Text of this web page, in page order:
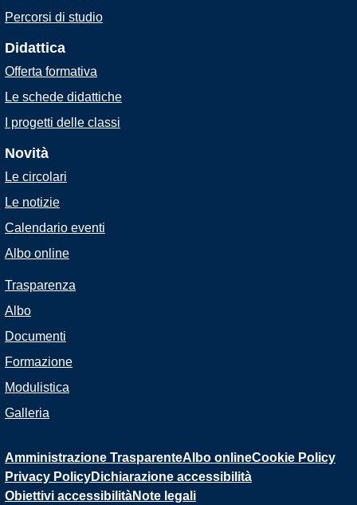
Percorsi di studio
Didattica
Offerta formativa
Le schede didattiche
I progetti delle classi
Novità
Le circolari
Le notizie
Calendario eventi
Albo online
Trasparenza
Albo
Documenti
Formazione
Modulistica
Galleria
Amministrazione TrasparenteAlbo onlineCookie Policy
Privacy PolicyDichiarazione accessibilità
Obiettivi accessibilitàNote legali